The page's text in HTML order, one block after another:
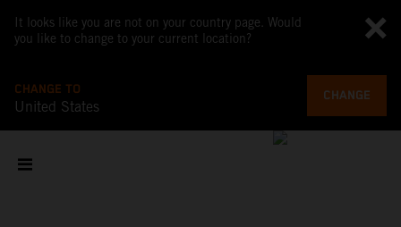
It looks like you are not on your country page. Would
you like to change to your current location?
CHANGE TO
United States
CHANGE